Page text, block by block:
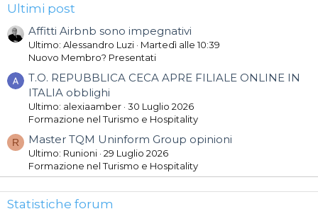
Ultimi post
Affitti Airbnb sono impegnativi
Ultimo: Alessandro Luzi
Martedì alle 10:39
Nuovo Membro? Presentati
T.O. REPUBBLICA CECA APRE FILIALE ONLINE IN
ITALIA obblighi
Ultimo: alexiaamber 30 Luglio 2026
Formazione nel Turismo e Hospitality
R Master TQM Uninform Group opinioni
Ultimo: Runioni 29 Luglio 2026
Formazione nel Turismo e Hospitality
Statistiche forum